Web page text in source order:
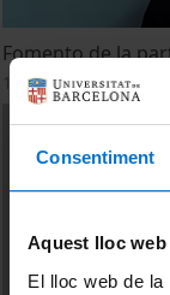
Consentiment
Aquest lloc
El lloc web de
Fomento de la
1 desembre, 2011